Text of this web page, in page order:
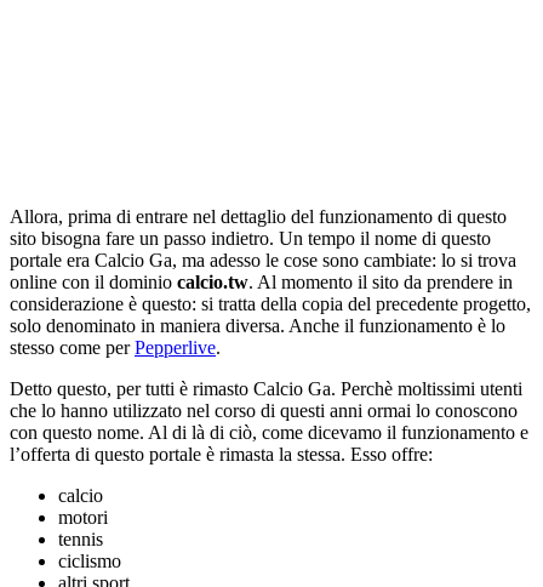
Allora, prima di entrare nel dettaglio del funzionamento di questo
sito bisogna fare un passo indietro. Un tempo il nome di questo
portale era Calcio Ga, ma adesso le cose sono cambiate: lo si trova
online con il dominio calcio.tw. Al momento il sito da prendere in
considerazione è questo: si tratta della copia del precedente progetto,
solo denominato in maniera diversa. Anche il funzionamento è lo
stesso come perPepperlive.
Detto questo, per tutti è rimasto Calcio Ga. Perchè moltissimi utenti
che lo hanno utilizzato nel corso di questi anni ormai lo conoscono
con questo nome. Al di là di ciò, come dicevamo il funzionamento e
l’offerta di questo portale è rimasta la stessa. Esso offre:
calcio
motori
tennis
ciclismo
altri sport